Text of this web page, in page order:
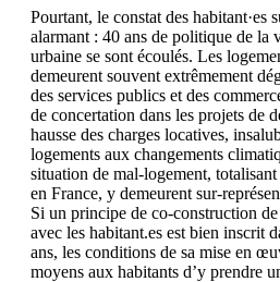
Pourtant, le constat des habitant·es
alarmant : 40 ans de politique de la
urbaine se sont écoulés. Les
demeurent souvent extrêmement
des services publics et des
de concertation dans les projets de
hausse des charges locatives,
logements aux changements
situation de mal-logement,
en France, y demeurent sur-
Si un principe de co-construction
avec les habitant.es est bien inscrit
ans, les conditions de sa mise en
moyens aux habitants d’y prendre